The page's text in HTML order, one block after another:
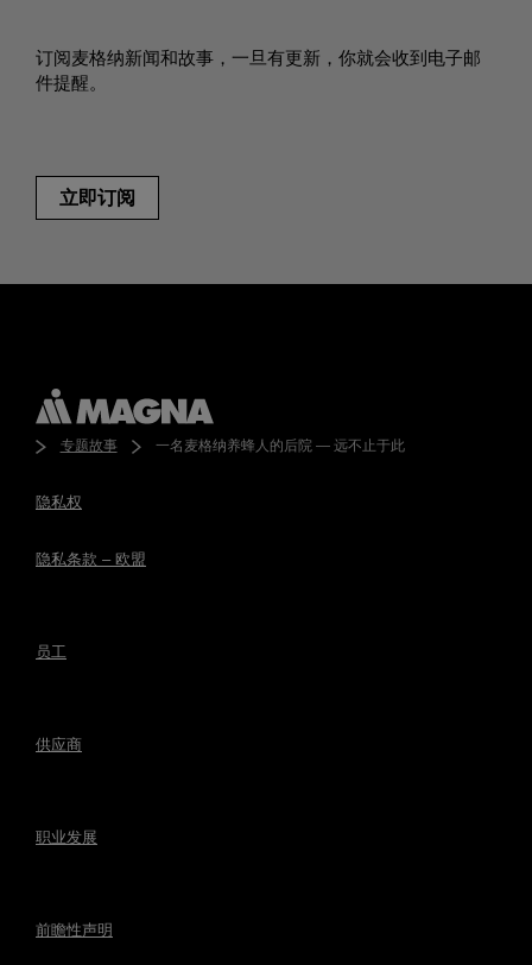
订阅麦格纳新闻和故事，一旦有更新，你就会收到电子邮
件提醒。
立即订阅
专题故事 一名麦格纳养蜂人的后院 — 远不止于此
隐私权
隐私条款 – 欧盟
员工
供应商
职业发展
前瞻性声明